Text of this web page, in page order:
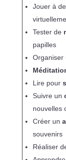
Jouer à
Tester de
papilles
Organiser
Lire pour
Suivre un
nouvelles
Créer un
souvenirs
Réaliser